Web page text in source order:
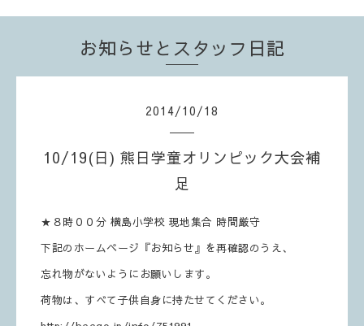
お知らせとスタッフ日記
2014/10/18
10/19(日) 熊日学童オリンピック大会補
足
★８時００分 横島小学校 現地集合 時間厳守
下記のホームページ『お知らせ』を再確認のうえ、
忘れ物がないようにお願いします。
荷物は、すべて子供自身に持たせてください。